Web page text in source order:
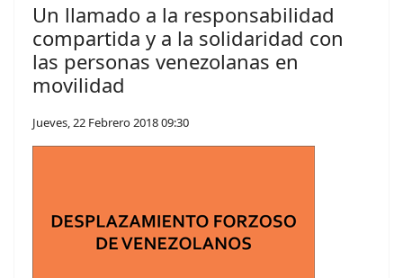
Un llamado a la responsabilidad
compartida y a la solidaridad con
las personas venezolanas en
movilidad
Jueves, 22 Febrero 2018 09:30